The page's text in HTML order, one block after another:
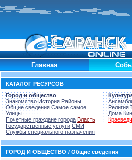
Главная
КАТАЛОГ РЕСУРСОВ
Город и общество
Знакомство История Районы
Общие сведения Самое самое
Улицы
Почетные граждане города Власть
Государственные услуги СМИ
Службы специального назначения
Религия
Дома
ГОРОД И ОБЩЕСТВО / Общие сведения